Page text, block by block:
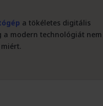
a tökéletes digitális
a modern technológiát nem